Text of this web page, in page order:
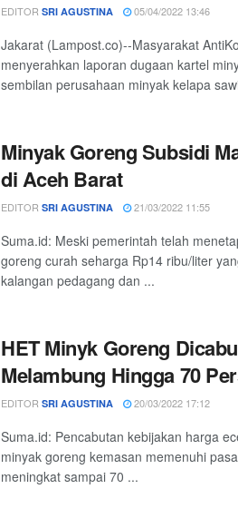
EDITOR SRI AGUSTINA 05/04/2022 13:46
Jakarat (Lampost.co)--Masyarakat
menyerahkan laporan dugaan kartel
sembilan perusahaan minyak kelapa
Minyak Goreng Subsidi
di Aceh Barat
EDITOR SRI AGUSTINA 21/03/2022 11:55
Suma.id: Meski pemerintah telah
goreng curah seharga Rp14 ribu/liter
kalangan pedagang dan ...
HET Minyk Goreng
Melambung Hingga 70
EDITOR SRI AGUSTINA 20/03/2022 17:12
Suma.id: Pencabutan kebijakan harga
minyak goreng kemasan memenuhi
meningkat sampai 70 ...